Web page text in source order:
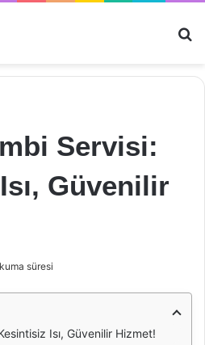
Servisi:
Güvenilir
süresi
Isı, Güvenilir Hizmet!